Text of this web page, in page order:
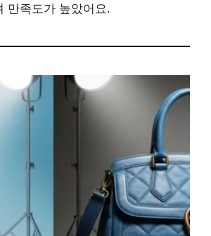
만족도가 높았어요.